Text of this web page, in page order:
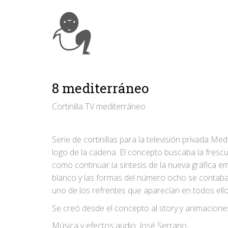
8 mediterráneo
Cortinilla TV mediterráneo
Serie de cortinillas para la televisión privada
logo de la cadena. El concepto buscaba la
como continuar la síntesis de la nueva gráfica
blanco y las formas del número ocho se
uno de los refrentes que aparecían en todos
Se creó desde el concepto al story y
Música y efectos audio: José Serrano